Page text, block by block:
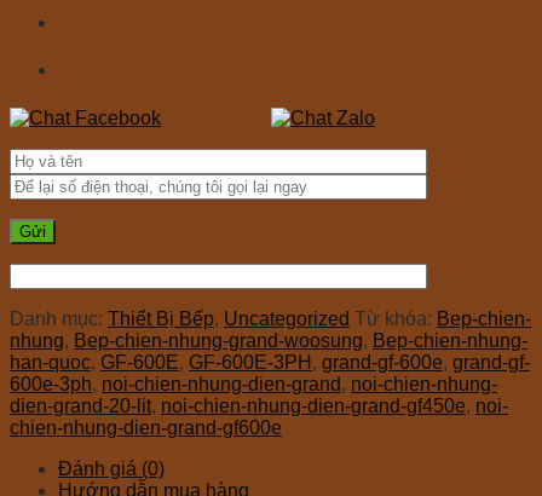
Danh mục: Thiết Bị Bếp, Uncategorized Từ khóa: Bep-chien-
nhung, Bep-chien-nhung-grand-woosung, Bep-chien-nhung-
han-quoc, GF-600E, GF-600E-3PH , grand-gf-600e, grand-gf-
600e-3ph, noi-chien-nhung-dien-grand, noi-chien-nhung-
dien-grand-20-lit, noi-chien-nhung-dien-grand-gf450e, noi-
chien-nhung-dien-grand-gf600e
Đánh giá (0)
Hướng dẫn mua hàng